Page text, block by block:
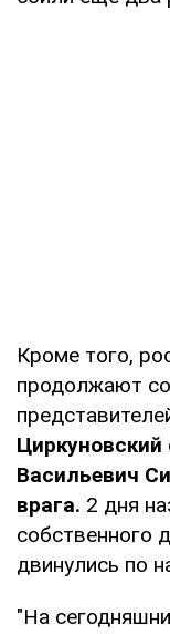
Кроме того,
продолжают
Циркуновский
Васильевич
врага. 2 дня
собственного
двинулись по
"На